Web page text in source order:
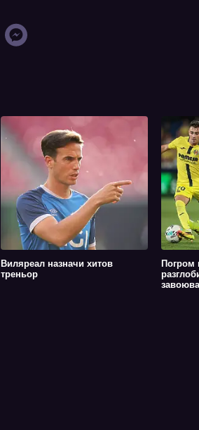
Виляреал назначи хитов
треньор
Погром